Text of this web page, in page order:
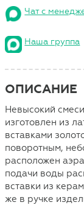
Чат с
Наша группа
ОПИСАНИЕ
Невысокий
изготовлен из
вставками
поворотным,
расположен
подачи воды
вставки из
же в ручке